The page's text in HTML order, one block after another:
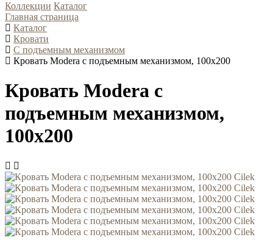
Коллекции Каталог
Главная страница
Каталог
Кровати
С подъемным механизмом
Кровать Modera с подъемным механизмом, 100x200
Кровать Modera с
подъемным механизмом,
100x200